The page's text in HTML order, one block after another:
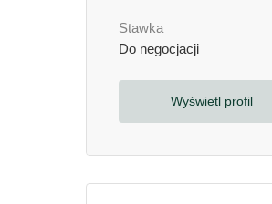
Stawka
Do negocjacji
Wyświetl profil